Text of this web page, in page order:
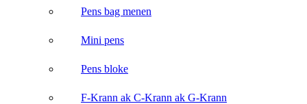
Pens bag menen
Mini pens
Pens bloke
F-Krann ak C-Krann ak G-Krann